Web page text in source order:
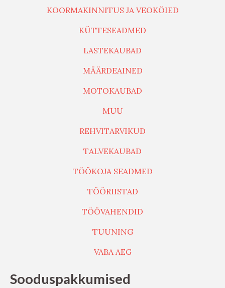
KOORMAKINNITUS JA VEOKÖIED
KÜTTESEADMED
LASTEKAUBAD
MÄÄRDEAINED
MOTOKAUBAD
MUU
REHVITARVIKUD
TALVEKAUBAD
TÖÖKOJA SEADMED
TÖÖRIISTAD
TÖÖVAHENDID
TUUNING
VABA AEG
Sooduspakkumised